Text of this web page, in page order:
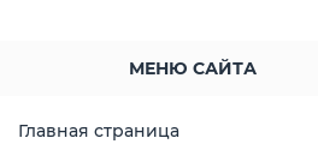
МЕНЮ САЙТА
Главная страница
Сравнить